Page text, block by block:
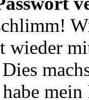
wieder